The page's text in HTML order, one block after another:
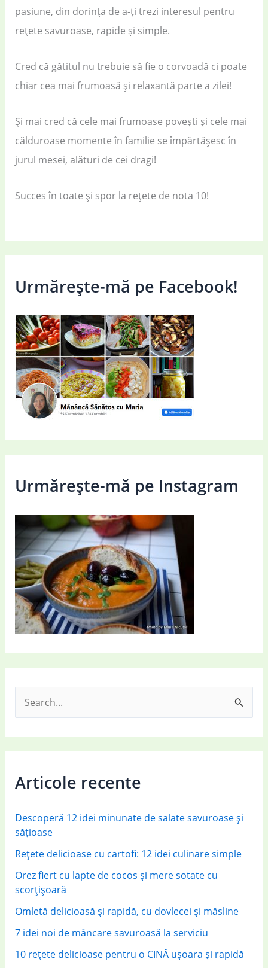
pasiune, din dorința de a-ți trezi interesul pentru
rețete savuroase, rapide și simple.
Cred că gătitul nu trebuie să fie o corvoadă ci poate
chiar cea mai frumoasă și relaxantă parte a zilei!
Și mai cred că cele mai frumoase povești și cele mai
călduroase momente în familie se împărtășesc în
jurul mesei, alături de cei dragi!
Succes în toate și spor la rețete de nota 10!
Urmărește-mă pe Facebook!
Urmărește-mă pe Instagram
e
a
r
h
o
r
Articole recente
Descoperă 12 idei minunate de salate savuroase și
sățioase
Rețete delicioase cu cartofi: 12 idei culinare simple
Orez fiert cu lapte de cocos și mere sotate cu
scorțișoară
Omletă delicioasă și rapidă, cu dovlecei și măsline
7 idei noi de mâncare savuroasă la serviciu
10 rețete delicioase pentru o CINĂ ușoara și rapidă